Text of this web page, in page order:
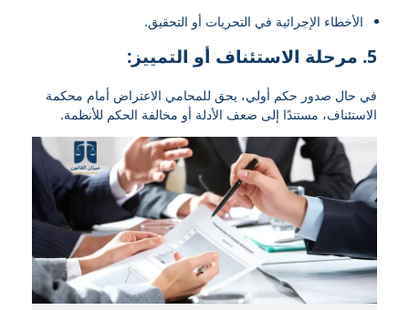
الأخطاء الإجرائية في التحريات أو التحقيق.
5. مرحلة الاستئناف أو التمييز:
في حال صدور حكم أولي، يحق للمحامي الاعتراض أمام محكمة
الاستئناف، مستندًا إلى ضعف الأدلة أو مخالفة الحكم للأنظمة.